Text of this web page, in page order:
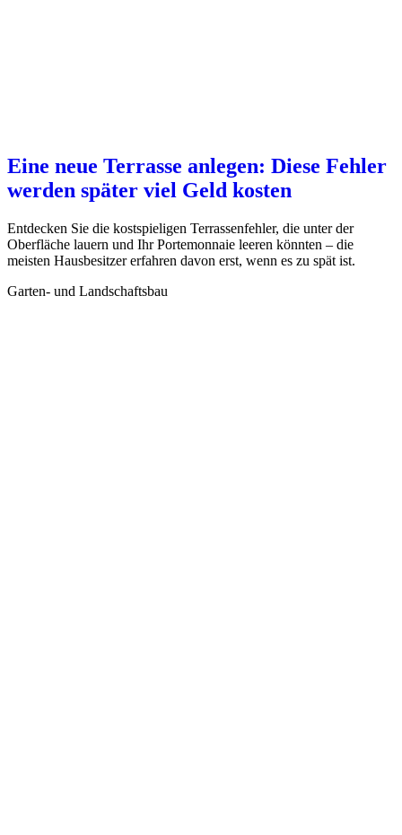
Eine neue Terrasse anlegen: Diese Fehler
werden später viel Geld kosten
Entdecken Sie die kostspieligen Terrassenfehler, die unter der
Oberfläche lauern und Ihr Portemonnaie leeren könnten – die
meisten Hausbesitzer erfahren davon erst, wenn es zu spät ist.
Garten- und Landschaftsbau